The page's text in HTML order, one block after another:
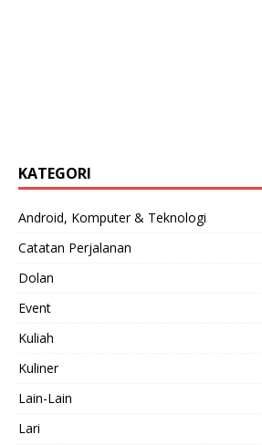
KATEGORI
Android, Komputer & Teknologi
Catatan Perjalanan
Dolan
Event
Kuliah
Kuliner
Lain-Lain
Lari